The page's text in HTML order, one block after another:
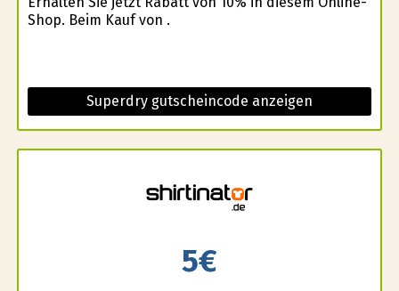
Shop. Beim Kauf von .
Superdry gutscheincode anzeigen
5€